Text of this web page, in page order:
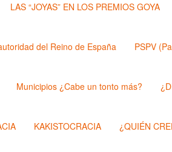
LAS “JOYAS” EN LOS PREMIOS GOYA
del Reino de España PSPV
Municipios ¿Cabe un tonto más?
KAKISTOCRACIA ¿QUIÉN